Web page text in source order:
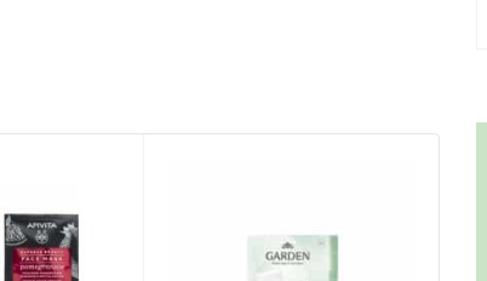
σας την πιο όμορφη εκδοχή του